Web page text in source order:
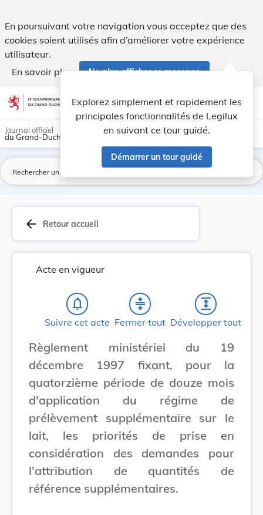
En poursuivant votre navigation vous acceptez que des
cookies soient utilisés afin d’améliorer votre expérience
utilisateur.
En savoir plus
Ne plus afficher ce message
Aller au contenu account_circle help Aide
Explorez simplement et rapidement les
principales fonctionnalités de Legilux
en suivant ce tour guidé.
Démarrer un tour guidé
light_mode dark_mode
Journal officiel
du Grand-Duché de Luxembourg
arrow_back Retour accueil
Acte en vigueur
notifications_none
Suivre cet acte
compress
Fermer tout
expand
Développer tout
Règlement ministériel du 19
décembre 1997 fixant, pour la
quatorzième période de douze mois
d'application du régime de
prélèvement supplémentaire sur le
lait, les priorités de prise en
considération des demandes pour
l'attribution de quantités de
référence supplémentaires.